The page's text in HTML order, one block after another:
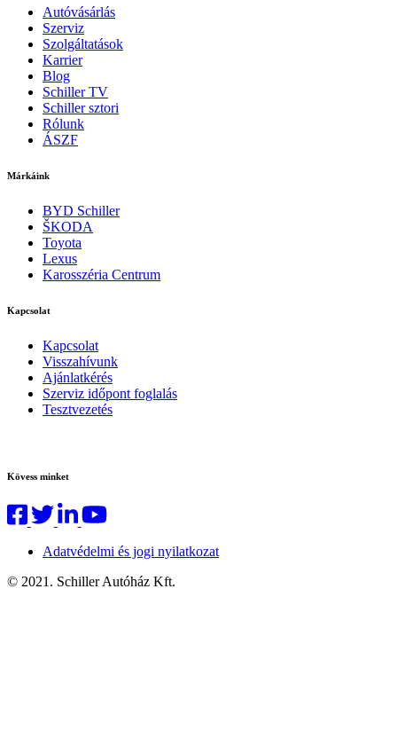
Autóvásárlás
Szerviz
Szolgáltatások
Karrier
Blog
Schiller TV
Schiller sztori
Rólunk
ÁSZF
Márkáink
BYD Schiller
ŠKODA
Toyota
Lexus
Karosszéria Centrum
Kapcsolat
Kapcsolat
Visszahívunk
Ajánlatkérés
Szerviz időpont foglalás
Tesztvezetés
Kövess minket
Adatvédelmi és jogi nyilatkozat
© 2021. Schiller Autóház Kft.